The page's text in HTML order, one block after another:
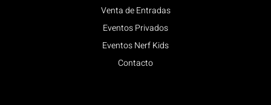
Venta de Entradas
Eventos Privados
Eventos Nerf Kids
Contacto